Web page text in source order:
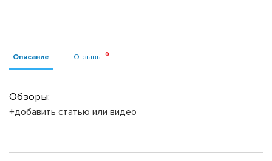
Описание Отзывы
Обзоры:
+добавить статью или видео